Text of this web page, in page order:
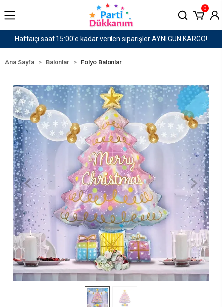
1500 TL ve Üzeri Kargo Ücretsiz!
0
Ana Sayfa Balonlar Folyo Balonlar